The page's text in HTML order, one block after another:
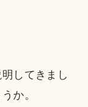
してきまし
か。